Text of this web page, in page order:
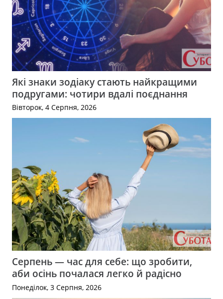
Які знаки зодіаку стають найкращими
подругами: чотири вдалі поєднання
Вівторок, 4 Серпня, 2026
Серпень — час для себе: що зробити,
аби осінь почалася легко й радісно
Понеділок, 3 Серпня, 2026